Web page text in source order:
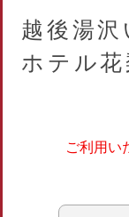
越後湯
ホテル花
ご利用い